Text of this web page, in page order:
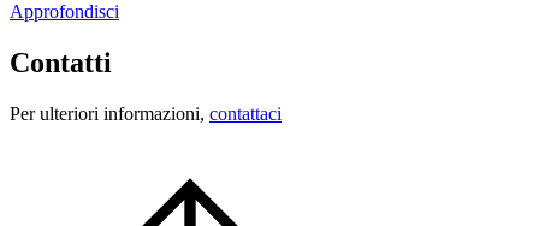
Approfondisci
Contatti
Per ulteriori informazioni, contattaci